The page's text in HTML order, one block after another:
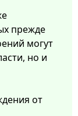
прежде
могут
но и
от